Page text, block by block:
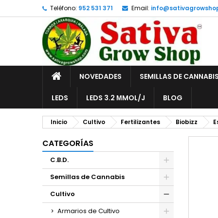
Teléfono: 952 531 371 Email:
INICIONOVEDADES SEMILLAS DE CANNABIS
LEDS LEDS 3.2 ΜMOL/J BLOG
Inicio Cultivo Fertilizantes Biobizz
CATEGORÍAS
C.B.D.
Semillas de Cannabis
Cultivo
Armarios de Cultivo